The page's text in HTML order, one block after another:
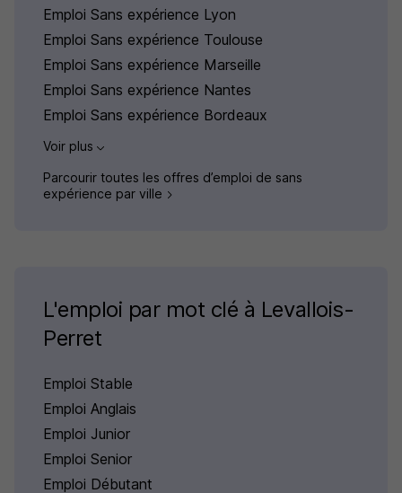
Emploi Sans expérience Lyon
Emploi Sans expérience Toulouse
Emploi Sans expérience Marseille
Emploi Sans expérience Nantes
Emploi Sans expérience Bordeaux
Voir plus
Parcourir toutes les offres d’emploi de sans
expérience par ville
L'emploi par mot clé à Levallois-
Perret
Emploi Stable
Emploi Anglais
Emploi Junior
Emploi Senior
Emploi Débutant